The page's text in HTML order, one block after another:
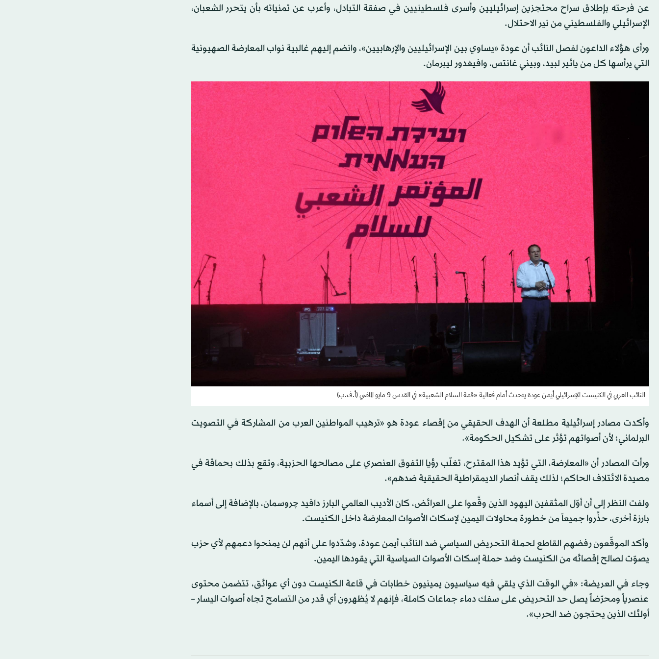
عن فرحته بإطلاق سراح محتجزين إسرائيليين وأسرى فلسطينيين في صفقة التبادل، وأعرب عن تمنياته بأن يتحرر الشعبان،
الإسرائيلي والفلسطيني من نير الاحتلال.
ورأى هؤلاء الداعون لفصل النائب أن عودة «يساوي بين الإسرائيليين والإرهابيين»، وانضم إليهم غالبية نواب المعارضة الصهيونية
التي يرأسها كل من يائير لبيد، وبيني غانتس، وافيغدور ليبرمان.
النائب العربي في الكنيست الإسرائيلي أيمن عودة يتحدث أمام فعالية «قمة السلام الشعبية» في القدس 9 مايو الماضي (أ.ف.ب)
وأكدت مصادر إسرائيلية مطلعة أن الهدف الحقيقي من إقصاء عودة هو «ترهيب المواطنين العرب من المشاركة في التصويت
البرلماني؛ لأن أصواتهم تؤثر على تشكيل الحكومة».
ورأت المصادر أن «المعارضة، التي تؤيد هذا المقترح، تغلّب رؤيا التفوق العنصري على مصالحها الحزبية، وتقع بذلك بحماقة في
مصيدة الائتلاف الحاكم؛ لذلك يقف أنصار الديمقراطية الحقيقية ضدهم».
ولفت النظر إلى أن أوّل المثقفين اليهود الذين وقَّعوا على العرائض، كان الأديب العالمي البارز دافيد چروسمان، بالإضافة إلى أسماء
بارزة أخرى، حذَّروا جميعاً من خطورة محاولات اليمين لإسكات الأصوات المعارضة داخل الكنيست.
وأكد الموقّعون رفضهم القاطع لحملة التحريض السياسي ضد النائب أيمن عودة، وشدّدوا على أنهم لن يمنحوا دعمهم لأي حزب
يصوّت لصالح إقصائه من الكنيست وضد حملة إسكات الأصوات السياسية التي يقودها اليمين.
وجاء في العريضة: «في الوقت الذي يلقي فيه سياسيون يمينيون خطابات في قاعة الكنيست دون أي عوائق، تتضمن محتوى
عنصرياً ومحرّضاً يصل حد التحريض على سفك دماء جماعات كاملة، فإنهم لا يُظهرون أي قدر من التسامح تجاه أصوات اليسار –
أولئك الذين يحتجون ضد الحرب».